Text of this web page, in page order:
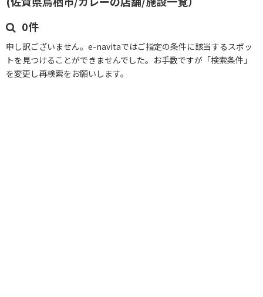
0件
申し訳ございません。e-navitaではご指定の条件に該当するスポッ
トを見つけることができませんでした。お手数ですが「検索条件」
を変更し再検索をお願いします。